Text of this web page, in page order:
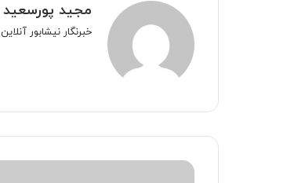
مجید پورسعید
خبرنگار نیشابور آنلاین